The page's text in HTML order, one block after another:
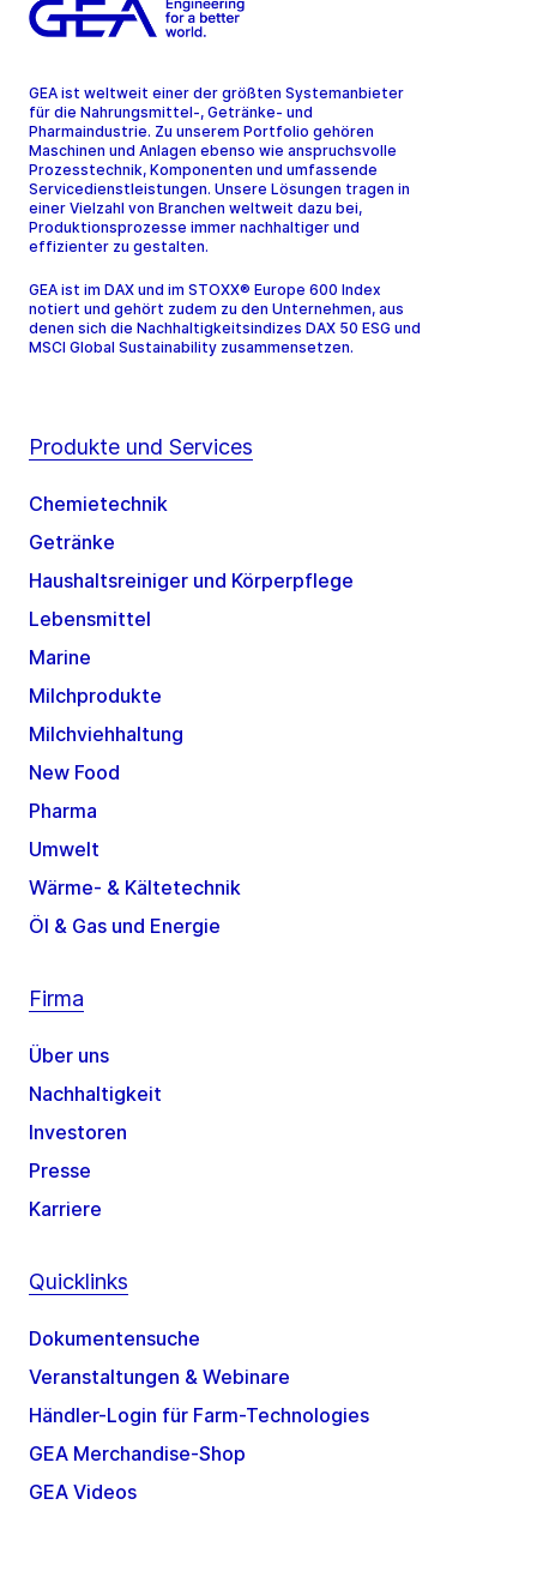
GEA ist weltweit einer der größten Systemanbieter
für die Nahrungsmittel-, Getränke- und
Pharmaindustrie. Zu unserem Portfolio gehören
Maschinen und Anlagen ebenso wie anspruchsvolle
Prozesstechnik, Komponenten und umfassende
Servicedienstleistungen. Unsere Lösungen tragen in
einer Vielzahl von Branchen weltweit dazu bei,
Produktionsprozesse immer nachhaltiger und
effizienter zu gestalten.
GEA ist im DAX und im STOXX® Europe 600 Index
notiert und gehört zudem zu den Unternehmen, aus
denen sich die Nachhaltigkeitsindizes DAX 50 ESG und
MSCI Global Sustainability zusammensetzen.
Produkte und Services
Chemietechnik
Getränke
Haushaltsreiniger und Körperpflege
Lebensmittel
Marine
Milchprodukte
Milchviehhaltung
New Food
Pharma
Umwelt
Wärme- & Kältetechnik
Öl & Gas und Energie
Firma
Über uns
Nachhaltigkeit
Investoren
Presse
Karriere
Quicklinks
Dokumentensuche
Veranstaltungen & Webinare
Händler-Login für Farm-Technologies
GEA Merchandise-Shop
GEA Videos